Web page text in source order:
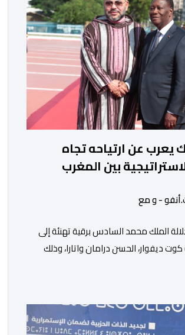
يعرب عن ارتياحه تجاه
بين المغرب
- و مع
الملك محمد السادس برقية تهنئة إلى
ديفوار، الحسن درامان واتارا، وذلك
بموصول التقدم والازدهار للشعب الإيفواري.
جلالة الملك “لقد تمكنت المملكة